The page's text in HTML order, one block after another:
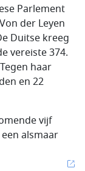
Parlement
der Leyen
Duitse kreeg
vereiste 374.
haar
en 22
vijf
alsmaar